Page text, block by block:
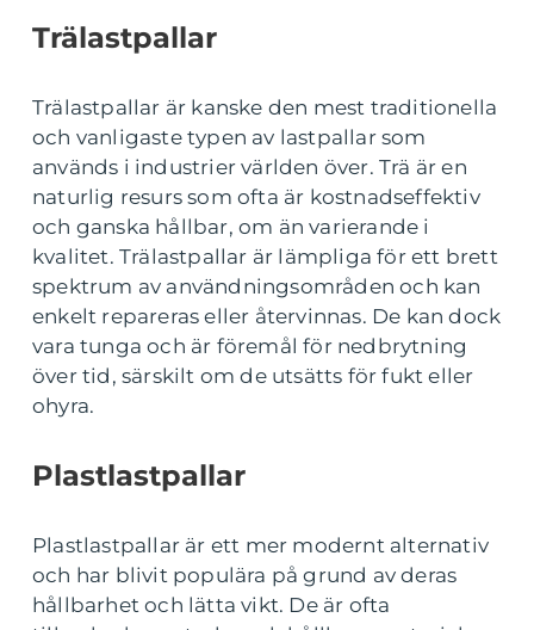
Trälastpallar
Trälastpallar är kanske den mest traditionella
och vanligaste typen av lastpallar som
används i industrier världen över. Trä är en
naturlig resurs som ofta är kostnadseffektiv
och ganska hållbar, om än varierande i
kvalitet. Trälastpallar är lämpliga för ett brett
spektrum av användningsområden och kan
enkelt repareras eller återvinnas. De kan dock
vara tunga och är föremål för nedbrytning
över tid, särskilt om de utsätts för fukt eller
ohyra.
Plastlastpallar
Plastlastpallar är ett mer modernt alternativ
och har blivit populära på grund av deras
hållbarhet och lätta vikt. De är ofta